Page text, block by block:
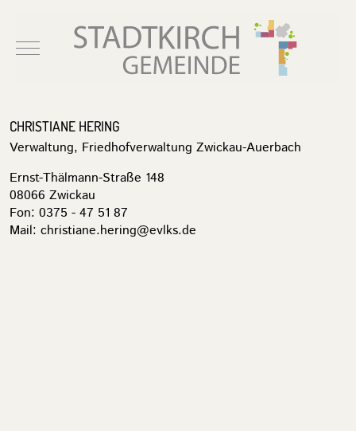
Mobile Menu Toggle
CHRISTIANE HERING
Verwaltung, Friedhofverwaltung Zwickau-Auerbach
Ernst-Thälmann-Straße 148
08066 Zwickau
Fon: 0375 - 47 51 87
Mail: christiane.hering@evlks.de